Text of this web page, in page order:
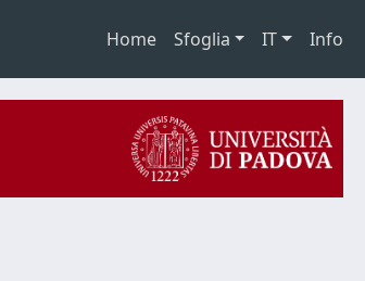
Home Sfoglia IT Info